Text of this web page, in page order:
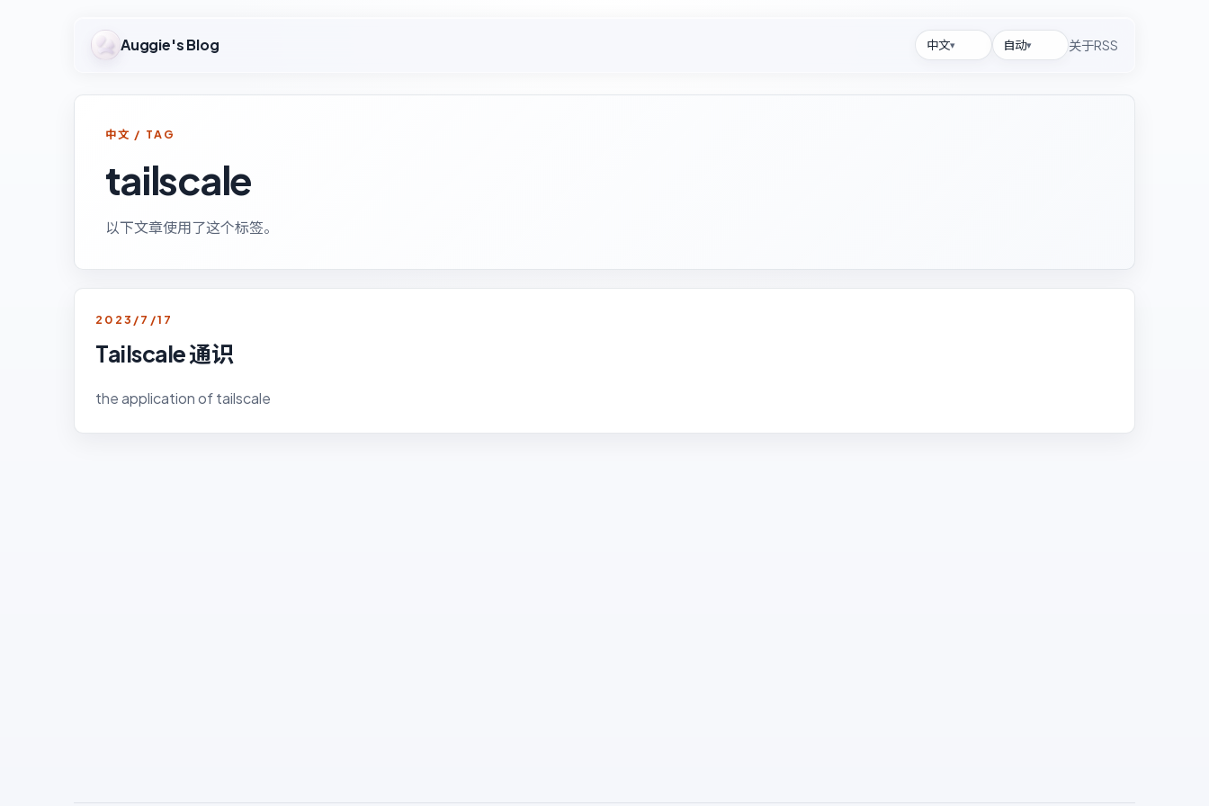
Auggie's Blog 中文▾ 自动▾ 关于RSS
中文 / TAG
tailscale
以下文章使用了这个标签。
2023/7/17
Tailscale 通识
the application of tailscale